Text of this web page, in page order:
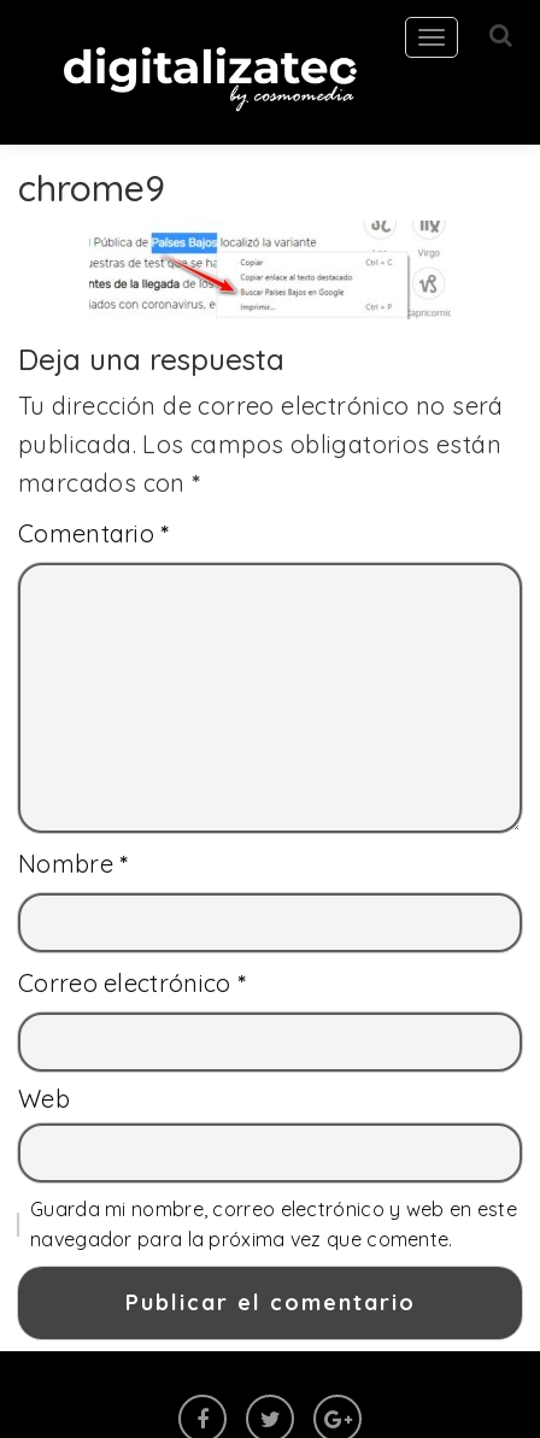
Toggle
navigation
chrome9
Deja una respuesta
Tu dirección de correo electrónico no será
publicada. Los campos obligatorios están
marcados con*
Comentario*
Nombre*
Correo electrónico *
Web
Guarda mi nombre, correo electrónico y web en este
navegador para la próxima vez que comente.